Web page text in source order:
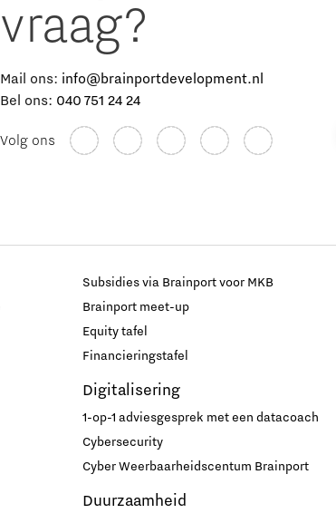
vraag?
Mail ons: info@brainportdevelopment.nl
Bel ons: 040 751 24 24
Volg ons
Subsidies via Brainport voor MKB
Brainport meet-up
Equity tafel
Financieringstafel
Digitalisering
1-op-1 adviesgesprek met een datacoach
Cybersecurity
Cyber Weerbaarheidscentum Brainport
Duurzaamheid